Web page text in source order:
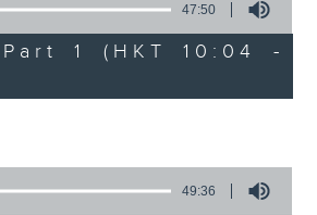
47:50
1 (HKT 10:04 -
49:36